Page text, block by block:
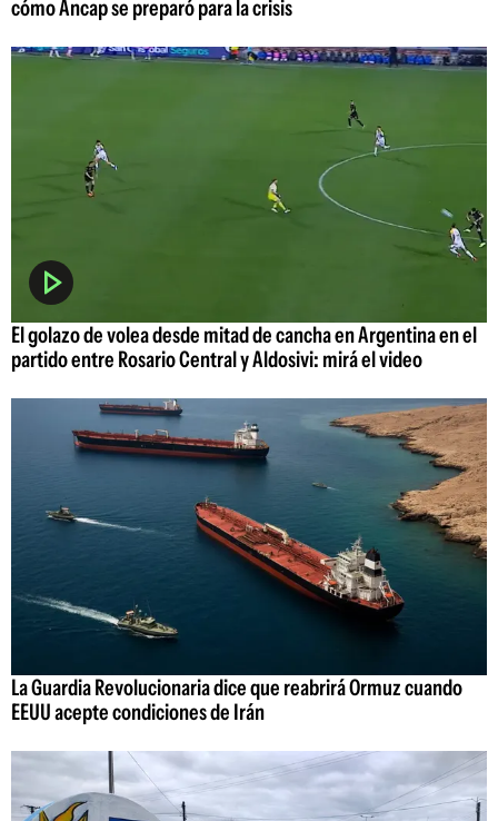
cómo Ancap se preparó para la crisis
El golazo de volea desde mitad de cancha en Argentina en el
partido entre Rosario Central y Aldosivi: mirá el video
La Guardia Revolucionaria dice que reabrirá Ormuz cuando
EEUU acepte condiciones de Irán